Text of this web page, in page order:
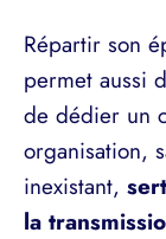
Répartir son
permet aussi
de dédier un
organisation,
inexistant,
la